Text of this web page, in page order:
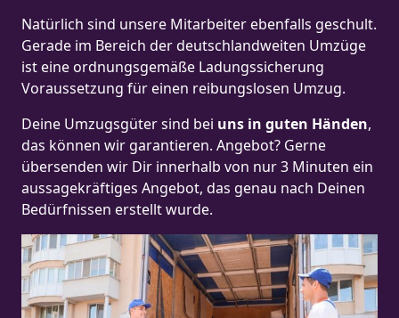
Natürlich sind unsere Mitarbeiter ebenfalls geschult.
Gerade im Bereich der deutschlandweiten Umzüge
ist eine ordnungsgemäße Ladungssicherung
Voraussetzung für einen reibungslosen Umzug.
Deine Umzugsgüter sind bei uns in guten Händen,
das können wir garantieren. Angebot? Gerne
übersenden wir Dir innerhalb von nur 3 Minuten ein
aussagekräftiges Angebot, das genau nach Deinen
Bedürfnissen erstellt wurde.